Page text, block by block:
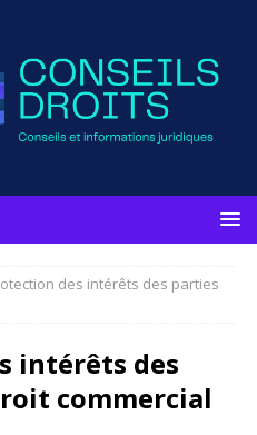
des intérêts des parties
intérêts des
commercial